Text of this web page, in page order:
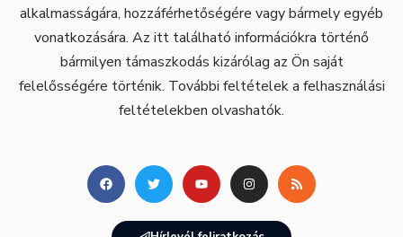
alkalmasságára, hozzáférhetőségére vagy bármely egyéb
vonatkozására. Az itt található információkra történő
bármilyen támaszkodás kizárólag az Ön saját
felelősségére történik. További feltételek a felhasználási
feltételekben olvashatók.